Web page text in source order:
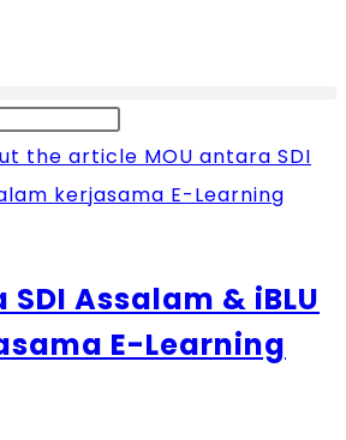
Assalam & iBLU
E-Learning